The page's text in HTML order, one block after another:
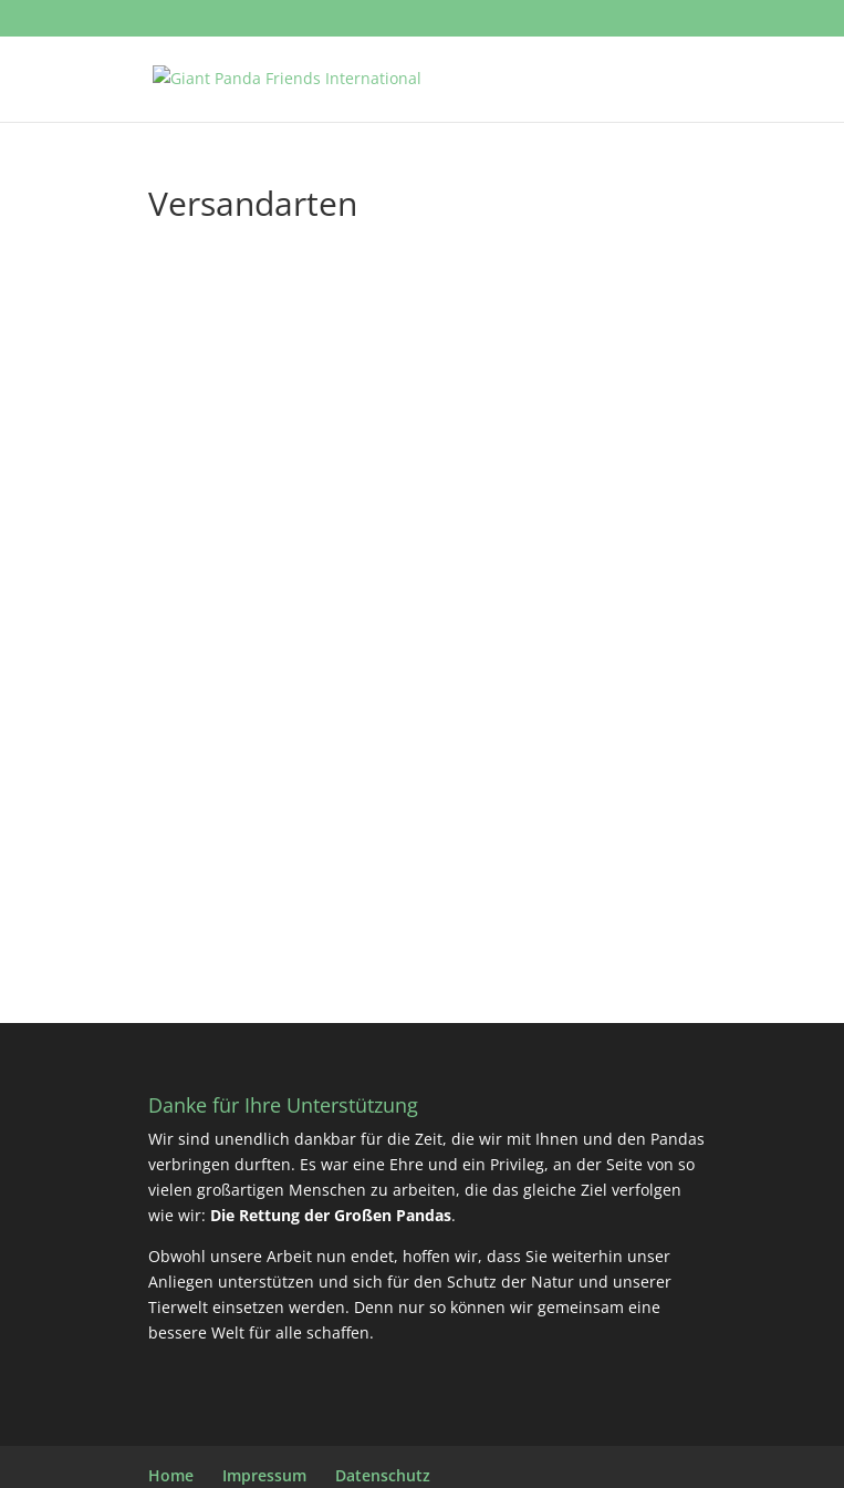
Versandarten
Danke für Ihre Unterstützung
Wir sind unendlich dankbar für die Zeit, die wir mit Ihnen und den Pandas
verbringen durften. Es war eine Ehre und ein Privileg, an der Seite von so
vielen großartigen Menschen zu arbeiten, die das gleiche Ziel verfolgen
wie wir: Die Rettung der Großen Pandas.
Obwohl unsere Arbeit nun endet, hoffen wir, dass Sie weiterhin unser
Anliegen unterstützen und sich für den Schutz der Natur und unserer
Tierwelt einsetzen werden. Denn nur so können wir gemeinsam eine
bessere Welt für alle schaffen.
Home Impressum Datenschutz